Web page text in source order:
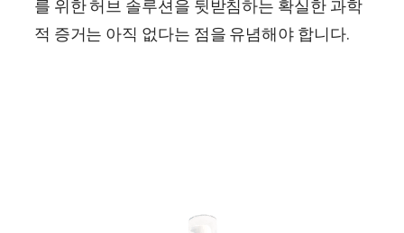
를 위한 허브 솔루션을 뒷받침하는 확실한 과학
적 증거는 아직 없다는 점을 유념해야 합니다.